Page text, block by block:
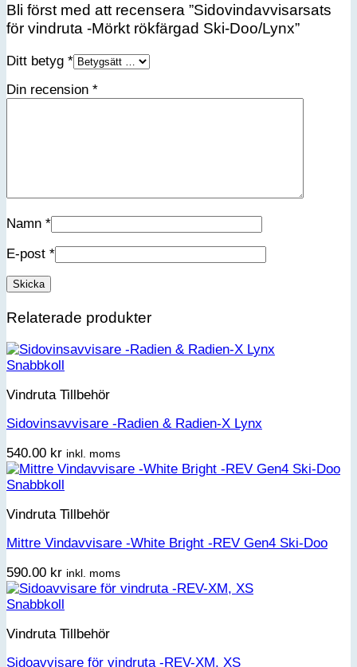
Bli först med att recensera ”Sidovindavvisarsats
för vindruta -Mörkt rökfärgad Ski-Doo/Lynx”
Ditt betyg *
Din recension *
Namn *
E-post *
Relaterade produkter
Snabbkoll
Vindruta Tillbehör
Sidovinsavvisare -Radien & Radien-X Lynx
540.00 kr inkl. moms
Snabbkoll
Vindruta Tillbehör
Mittre Vindavvisare -White Bright -REV Gen4 Ski-Doo
590.00 kr inkl. moms
Snabbkoll
Vindruta Tillbehör
Sidoavvisare för vindruta -REV-XM, XS